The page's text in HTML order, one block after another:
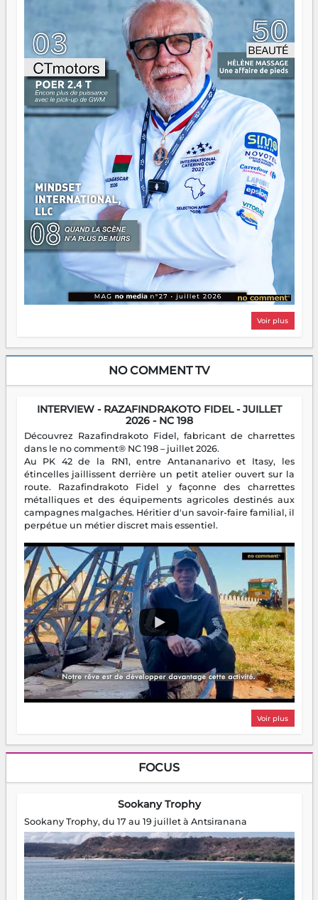
ont la force, les vieux ont l'expérience, comme on dit. Ce
n'est pas un combat de générations — c'est une question
d'équipage. Partagez vos réussites, mais aussi vos échecs.
Surtout vos échecs, d'ailleurs — ils enseignent mieux que
n'importe quel manuel. À Madagascar, la barque avance.
Il faut juste s'assurer que tout le monde rame dans le
même sens.
Voir plus
NO COMMENT TV
INTERVIEW - RAZAFINDRAKOTO FIDEL - JUILLET
2026 - NC 198
Découvrez Razafindrakoto Fidel, fabricant de charrettes
dans le no comment® NC 198 – juillet 2026.
Au PK 42 de la RN1, entre Antananarivo et Itasy, les
étincelles jaillissent derrière un petit atelier ouvert sur la
route. Razafindrakoto Fidel y façonne des charrettes
métalliques et des équipements agricoles destinés aux
campagnes malgaches. Héritier d'un savoir-faire familial, il
perpétue un métier discret mais essentiel.
Voir plus
FOCUS
Sookany Trophy
Sookany Trophy, du 17 au 19 juillet à Antsiranana